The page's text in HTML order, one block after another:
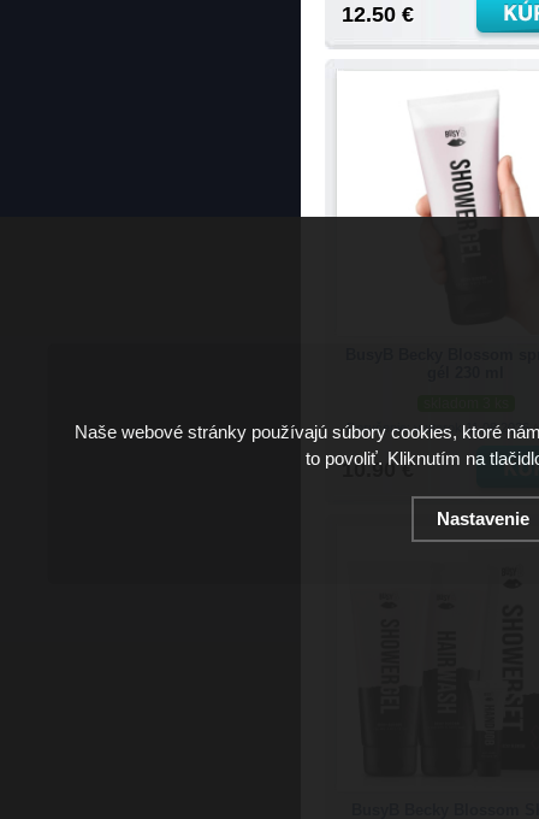
12.50 €
Doručenie: v utorok 11.08.2026
10.90 €
Naše webové stránky používajú súbory cookies, ktoré
to povoliť. Kliknutím na
Nastavenie